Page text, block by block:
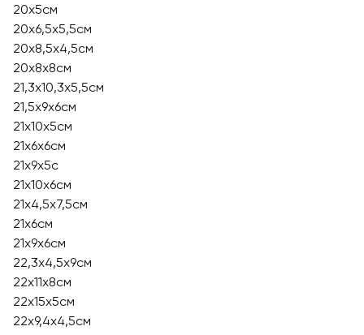
20х5см
20х6,5х5,5см
20х8,5х4,5см
20х8х8см
21,3х10,3х5,5см
21,5x9x6см
21x10x5см
21x6x6см
21x9x5с
21х10х6см
21х4,5х7,5см
21х6см
21х9х6см
22,3х4,5х9см
22х11х8см
22х15х5см
22х9,4х4,5см